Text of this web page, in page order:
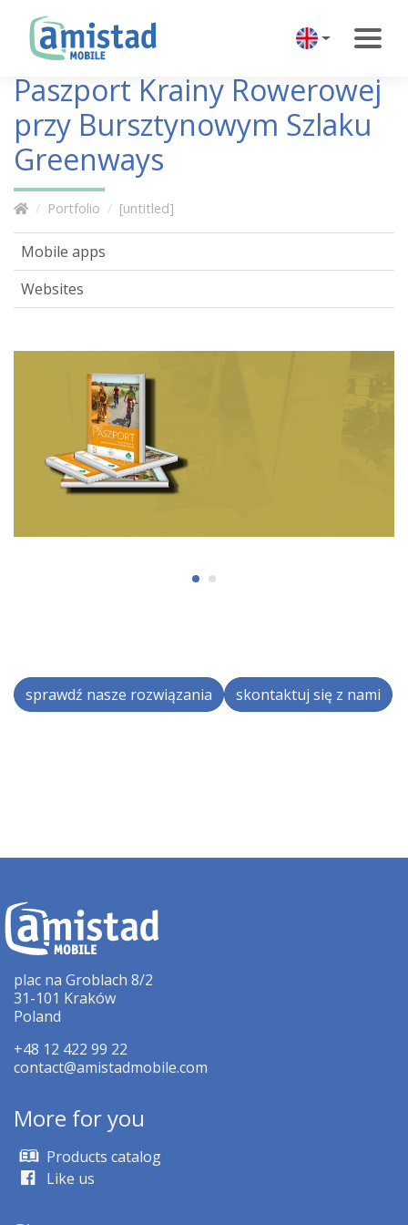
Paszport Krainy Rowerowej
przy Bursztynowym Szlaku
Greenways
Portfolio [untitled]
sprawdź nasze rozwiązania skontaktuj się z nami
Mobile apps
Websites
plac na Groblach 8/2
31-101 Kraków
Poland
+48 12 422 99 22
contact@amistadmobile.com
More for you
Products catalog
Like us